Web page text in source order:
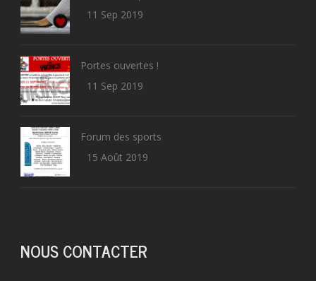
11 Sep 2019
Portes ouvertes !
11 Sep 2019
Forum des sports
15 Août 2019
NOUS CONTACTER